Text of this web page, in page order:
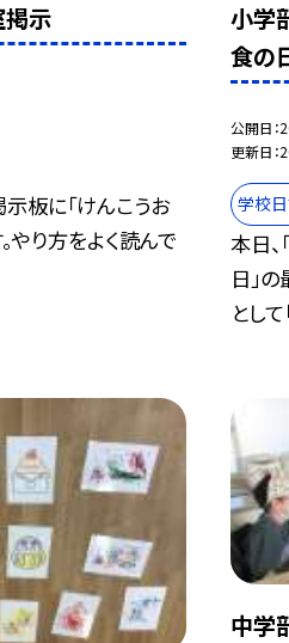
示
板に「けんこうお
やり方をよく読んで
小学
食の
公開日
更新日
学校
本日
日」
として
中学